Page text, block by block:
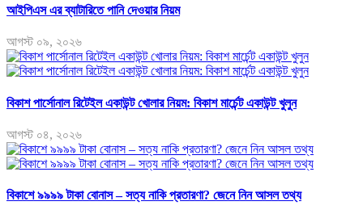
আইপিএস এর ব্যাটারিতে পানি দেওয়ার নিয়ম
আগস্ট ০৯, ২০২৬
বিকাশ পার্সোনাল রিটেইল একাউন্ট খোলার নিয়ম: বিকাশ মার্চেন্ট একাউন্ট খুলুন
আগস্ট ০৪, ২০২৬
বিকাশে ৯৯৯৯ টাকা বোনাস – সত্য নাকি প্রতারণা? জেনে নিন আসল তথ্য